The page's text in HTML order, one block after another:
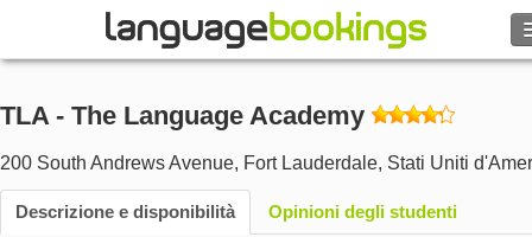
SFOGLIARE
TLA - The Language Academy
200 South Andrews Avenue, Fort Lauderdale, Stati Uniti
Descrizione e disponibilità Opinioni degli studenti